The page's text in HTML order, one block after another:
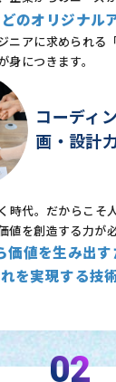
のオリジナル
ニアに求められる
身につきます。
コーディ
画・設計
時代。だからこそ
値を創造する力が
価値を生み出
を実現する技
02